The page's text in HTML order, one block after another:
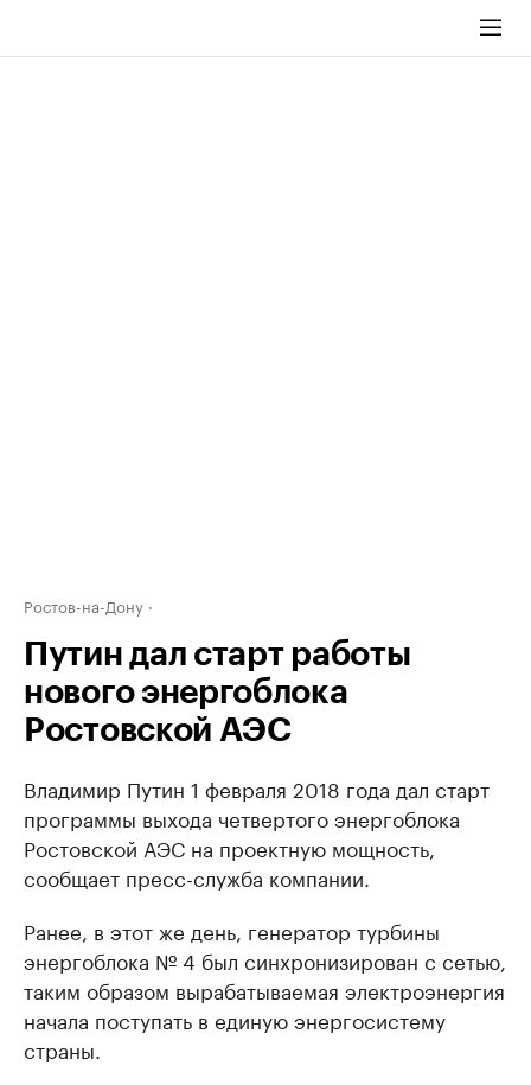
Ростов-на-Дону
Путин дал старт работы
нового энергоблока
Ростовской АЭС
Владимир Путин 1 февраля 2018 года дал старт
программы выхода четвертого энергоблока
Ростовской АЭС на проектную мощность,
сообщает пресс-служба компании.
Ранее, в этот же день, генератор турбины
энергоблока № 4 был синхронизирован с сетью,
таким образом вырабатываемая электроэнергия
начала поступать в единую энергосистему
страны.